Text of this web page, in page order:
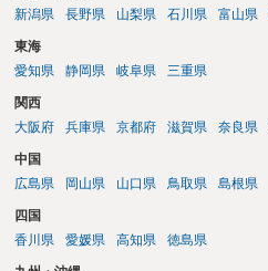
新潟県
長野県 山梨県 石川県 富山県
東海
愛知県
静岡県 岐阜県 三重県
関西
大阪府
兵庫県 京都府 滋賀県 奈良県
中国
広島県
岡山県 山口県 鳥取県 島根県
四国
香川県
愛媛県 高知県 徳島県